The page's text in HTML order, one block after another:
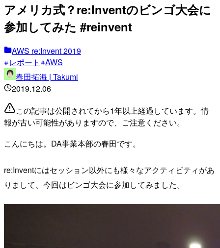
アメリカ式？re:Inventのビンゴ大会に
参加してみた #reinvent
AWS re:Invent 2019
レポート
AWS
春田拓海 | Takumi
2019.12.06
この記事は公開されてから1年以上経過しています。情
報が古い可能性がありますので、ご注意ください。
こんにちは。DA事業本部の春田です。
re:Inventにはセッション以外にも様々なアクティビティがあ
りまして、今回はビンゴ大会に参加してみました。